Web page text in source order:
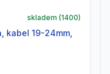
skladem (1400)